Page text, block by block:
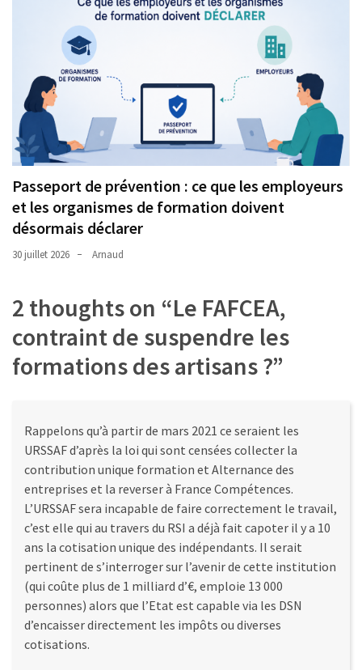
Passeport de prévention : ce que les employeurs
et les organismes de formation doivent
désormais déclarer
30 juillet 2026 Arnaud
2 thoughts on “Le FAFCEA,
contraint de suspendre les
formations des artisans ?”
Rappelons qu’à partir de mars 2021 ce seraient les
URSSAF d’après la loi qui sont censées collecter la
contribution unique formation et Alternance des
entreprises et la reverser à France Compétences.
L’URSSAF sera incapable de faire correctement le travail,
c’est elle qui au travers du RSI a déjà fait capoter il y a 10
ans la cotisation unique des indépendants. Il serait
pertinent de s’interroger sur l’avenir de cette institution
(qui coûte plus de 1 milliard d’€, emploie 13 000
personnes) alors que l’Etat est capable via les DSN
d’encaisser directement les impôts ou diverses
cotisations.